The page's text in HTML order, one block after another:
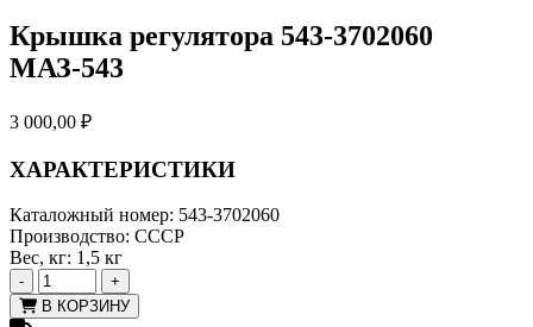
Крышка регулятора 543-3702060
МАЗ-543
3 000,00 ₽
ХАРАКТЕРИСТИКИ
Каталожный номер: 543-3702060
Производство: СССР
Вес, кг: 1,5 кг
-
+
В КОРЗИНУ